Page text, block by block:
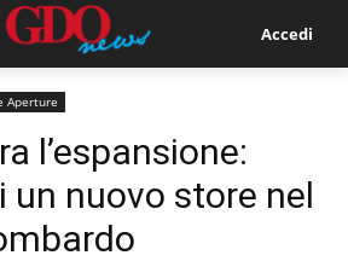
Accedi
Aperture
l’espansione:
un nuovo store nel